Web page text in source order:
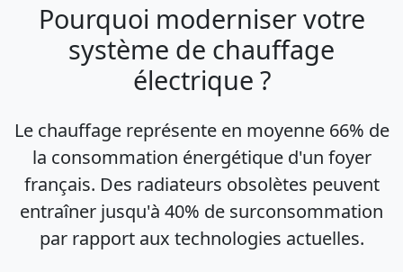
Pourquoi moderniser votre
système de chauffage
électrique ?
Le chauffage représente en moyenne 66% de
la consommation énergétique d'un foyer
français. Des radiateurs obsolètes peuvent
entraîner jusqu'à 40% de surconsommation
par rapport aux technologies actuelles.